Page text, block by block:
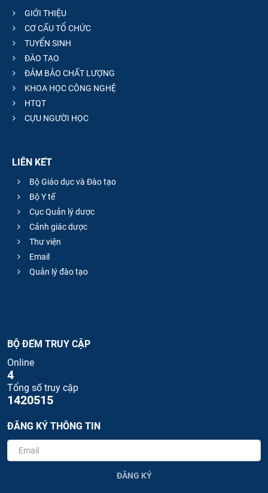
GIỚI THIỆU
CƠ CẤU TỔ CHỨC
TUYỂN SINH
ĐÀO TẠO
ĐẢM BẢO CHẤT LƯỢNG
KHOA HỌC CÔNG NGHỆ
HTQT
CỰU NGƯỜI HỌC
LIÊN KẾT
Bộ Giáo dục và Đào tạo
Bộ Y tế
Cục Quản lý dược
Cảnh giác dược
Thư viện
Email
Quản lý đào tạo
BỘ ĐẾM TRUY CẬP
Online
4
Tổng số truy cập
1420515
ĐĂNG KÝ THÔNG TIN
ĐĂNG KÝ